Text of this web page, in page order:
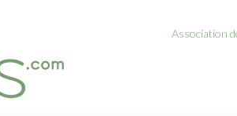
Association